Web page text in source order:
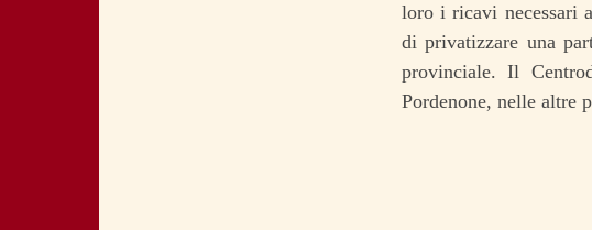
loro i ricavi necessari
di privatizzare una
provinciale. Il
Pordenone, nelle altre